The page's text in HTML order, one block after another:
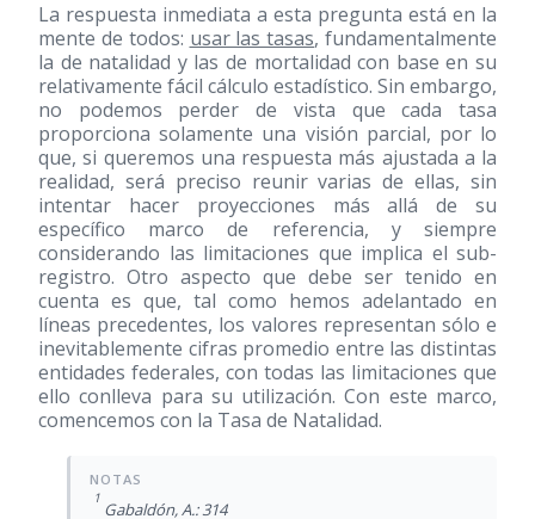
La respuesta inmediata a esta pregunta está en la
mente de todos: usar las tasas, fundamentalmente
la de natalidad y las de mortalidad con base en su
relativamente fácil cálculo estadístico. Sin embargo,
no podemos perder de vista que cada tasa
proporciona solamente una visión parcial, por lo
que, si queremos una respuesta más ajustada a la
realidad, será preciso reunir varias de ellas, sin
intentar hacer proyecciones más allá de su
específico marco de referencia, y siempre
considerando las limitaciones que implica el sub-
registro. Otro aspecto que debe ser tenido en
cuenta es que, tal como hemos adelantado en
líneas precedentes, los valores representan sólo e
inevitablemente cifras promedio entre las distintas
entidades federales, con todas las limitaciones que
ello conlleva para su utilización. Con este marco,
comencemos con la Tasa de Natalidad.
1
Gabaldón, A.: 314